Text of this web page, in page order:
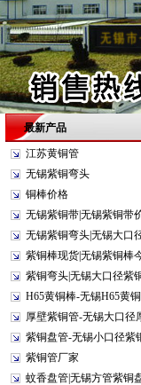
最新产品
江苏黄铜管
无锡紫铜弯头
铜棒价格
无锡紫铜带|无锡紫铜带
无锡紫铜弯头|无锡大口
紫铜棒现货|无锡紫铜棒
紫铜弯头|无锡大口径紫
H65黄铜棒-无锡H65黄
厚壁紫铜管-无锡大口径
紫铜盘管-无锡小口径紫
紫铜管厂家
蚊香盘管|无锡方管紫铜